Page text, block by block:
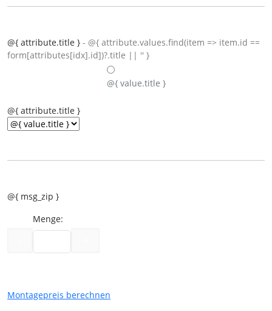
@{ attribute.title } - @{ attribute.values.find(item => item.id ==
form[attributes[idx].id])?.title || '' }
@{ value.title }
@{ attribute.title }
@{ msg_zip }
Menge:
Montagepreis berechnen